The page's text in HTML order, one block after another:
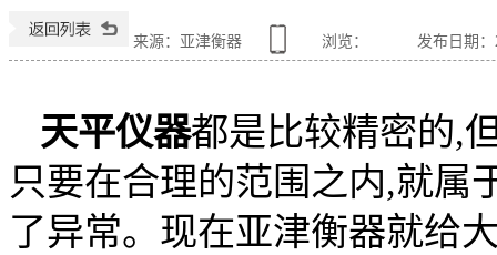
来源：亚津衡器 浏览： 发布日期：
天平仪器都是比较精密的,
只要在合理的范围之内,就属
了异常。现在亚津衡器就给